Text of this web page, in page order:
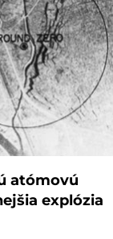
atómovú
explózia